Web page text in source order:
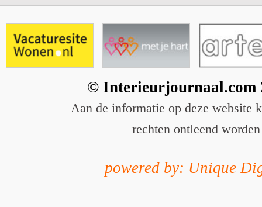
© Interieurjournaal.com
Aan de informatie op deze website
rechten ontleend worden
powered by: Unique